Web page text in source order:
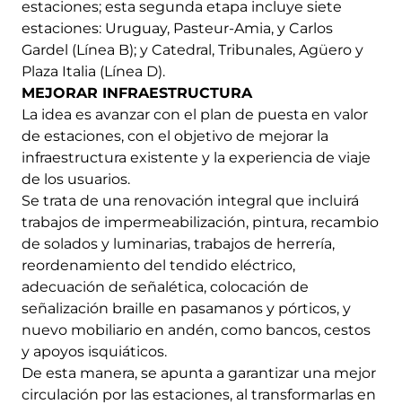
estaciones; esta segunda etapa incluye siete
estaciones: Uruguay, Pasteur-Amia, y Carlos
Gardel (Línea B); y Catedral, Tribunales, Agüero y
Plaza Italia (Línea D).
MEJORAR INFRAESTRUCTURA
La idea es avanzar con el plan de puesta en valor
de estaciones, con el objetivo de mejorar la
infraestructura existente y la experiencia de viaje
de los usuarios.
Se trata de una renovación integral que incluirá
trabajos de impermeabilización, pintura, recambio
de solados y luminarias, trabajos de herrería,
reordenamiento del tendido eléctrico,
adecuación de señalética, colocación de
señalización braille en pasamanos y pórticos, y
nuevo mobiliario en andén, como bancos, cestos
y apoyos isquiáticos.
De esta manera, se apunta a garantizar una mejor
circulación por las estaciones, al transformarlas en